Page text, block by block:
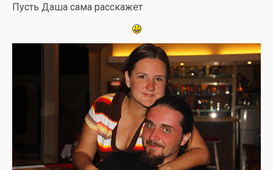
Пусть Даша сама расскажет